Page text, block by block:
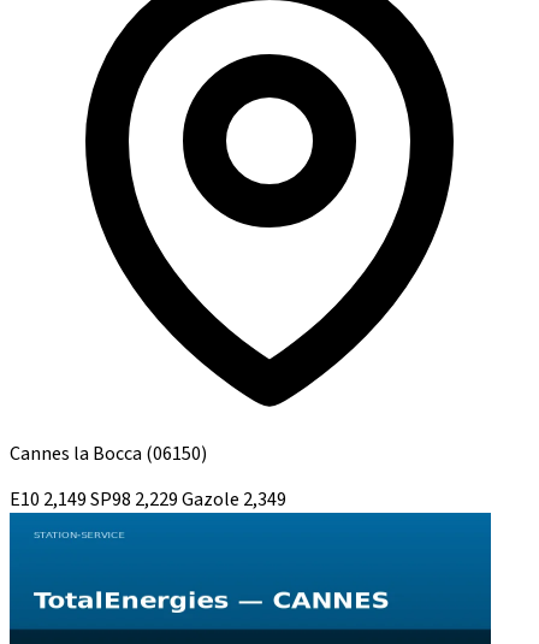
Cannes la Bocca (06150)
E10 2,149SP98 2,229Gazole 2,349